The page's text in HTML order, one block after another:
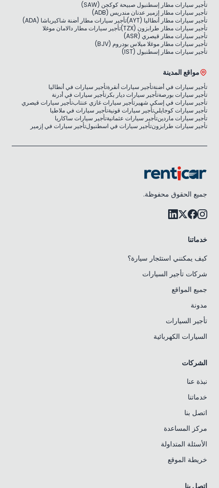
تأجير سيارات مطار إسطنبول صبيحة كوكجن (SAW)
تأجير سيارات مطار إزمير عدنان مندريس (ADB)
تأجير سيارات مطار أنطاليا (AYT)
تأجير سيارات مطار أضنة شاكيرباشا (ADA)
تأجير سيارات مطار طرابزون (TZX)
تأجير سيارات مطار دالامان موغلا
تأجير سيارات مطار قيصري (ASR)
تأجير سيارات مطار موغلا ميلاس بودروم (BJV)
تأجير سيارات مطار إسطنبول (IST)
مواقع المدينة
تأجير سيارات في أضنةتأجير سيارات أنقرةتأجير سيارات في أنطاليا
تأجير سيارات بورصةتأجير سيارات ديار بكرتأجير سيارات في أدرنة
تأجير سيارات في إسكي شهيرتأجير سيارات غازي عنتابتأجير سيارات قيصري
تأجير سيارات كوجايليتأجير سيارات قونيةتأجير سيارات في ملاطيا
تأجير سيارات ماردينتأجير سيارات عثمانيةتأجير سيارات ساكاريا
تأجير سيارات طرابزونتأجير سيارات في اسطنبولتأجير سيارات في إزمير
جميع الحقوق محفوظة.
خدماتنا
كيف يمكنني استئجار سيارة؟
شركات تأجير السيارات
جميع المواقع
مدونة
تأجير السيارات
السيارات الكهربائية
الشركات
نبذة عنا
خدماتنا
اتصل بنا
مركز المساعدة
الأسئلة المتداولة
خريطة الموقع